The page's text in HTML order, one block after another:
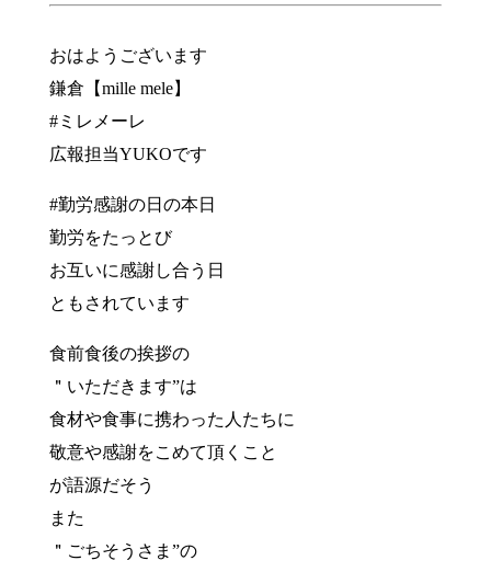
おはようございます
鎌倉【mille mele】
#ミレメーレ
広報担当YUKOです
#勤労感謝の日の本日
勤労をたっとび
お互いに感謝し合う日
ともされています
食前食後の挨拶の
＂いただきます”は
食材や食事に携わった人たちに
敬意や感謝をこめて頂くこと
が語源だそう
また
＂ごちそうさま”の